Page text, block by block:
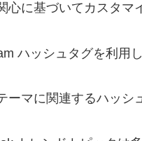
心に基づいてカスタマ
ハッシュタグを利用
ーマに関連するハッシ